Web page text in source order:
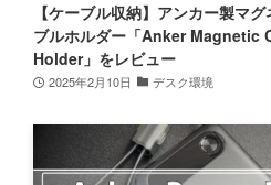
【ケーブル収納】アンカー製マ
ブルホルダー「Anker Magnetic
Holder」をレビュー
2025年2月10日 デスク環境